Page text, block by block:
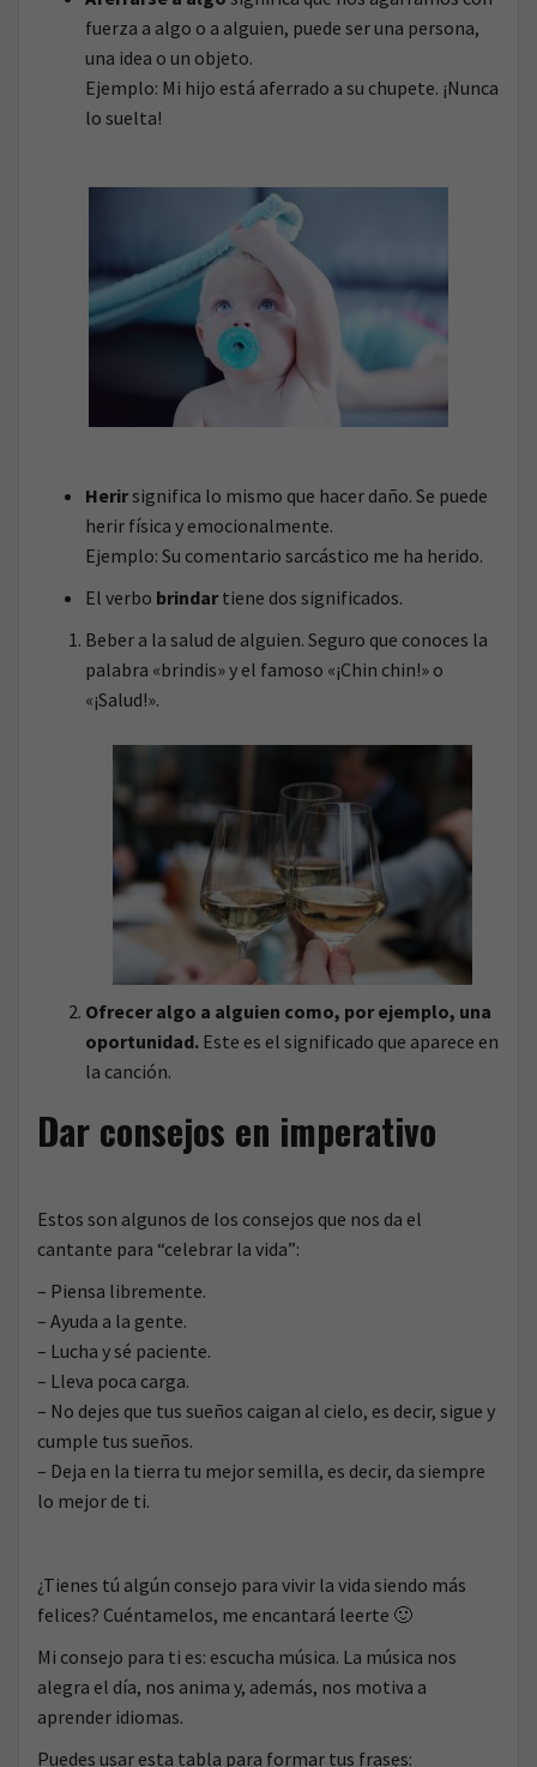
fuerza a algo o a alguien, puede ser una persona,
una idea o un objeto.
Ejemplo: Mi hijo está aferrado a su chupete. ¡Nunca
lo suelta!
Herirsignifica lo mismo que hacer daño. Se puede
herir física y emocionalmente.
Ejemplo: Su comentario sarcástico me ha herido.
El verbo brindartiene dos significados.
Beber a la salud de alguien. Seguro que conoces la
palabra «brindis» y el famoso «¡Chin chin!» o
«¡Salud!».
Ofrecer algo a alguien como, por ejemplo, una
oportunidad. Este es el significado que aparece en
la canción.
Dar consejos en imperativo
Estos son algunos de los consejos que nos da el
cantante para “celebrar la vida”:
– Piensa libremente.
– Ayuda a la gente.
– Lucha y sé paciente.
– Lleva poca carga.
– No dejes que tus sueños caigan al cielo, es decir, sigue y
cumple tus sueños.
– Deja en la tierra tu mejor semilla, es decir, da siempre
lo mejor de ti.
¿Tienes tú algún consejo para vivir la vida siendo más
felices? Cuéntamelos, me encantará leerte 🙂
Mi consejo para ti es: escucha música. La música nos
alegra el día, nos anima y, además, nos motiva a
aprender idiomas.
Puedes usar esta tabla para formar tus frases: